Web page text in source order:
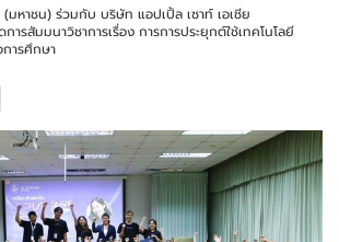
หาชน) ร่วมกับ บริษัท แอปเปิ้ล เซาท์ เอเชีย
ารสัมมนาวิชาการเรื่อง การการประยุกต์ใช้เทคโนโลยี
ารศึกษา